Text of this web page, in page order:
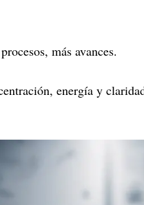
más avances.
energía y